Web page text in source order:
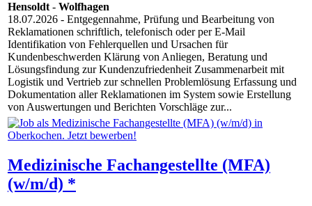
Hensoldt- Wolfhagen
18.07.2026 - Entgegennahme, Prüfung und Bearbeitung von
Reklamationen schriftlich, telefonisch oder per E-Mail
Identifikation von Fehlerquellen und Ursachen für
Kundenbeschwerden Klärung von Anliegen, Beratung und
Lösungsfindung zur Kundenzufriedenheit Zusammenarbeit mit
Logistik und Vertrieb zur schnellen Problemlösung Erfassung und
Dokumentation aller Reklamationen im System sowie Erstellung
von Auswertungen und Berichten Vorschläge zur...
Medizinische Fachangestellte (MFA)
(w/m/d) *